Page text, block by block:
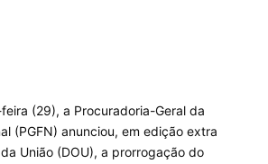
(29), a Procuradoria-Geral da
(PGFN) anunciou, em edição extra
União (DOU), a prorrogação do